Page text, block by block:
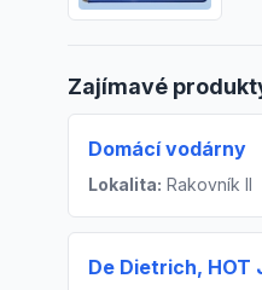
Zajímavé
Domácí vodárny
Lokalita: Rakovník II
De Dietrich, HOT